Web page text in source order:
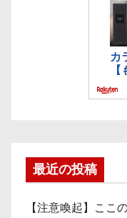
最近の投稿
【注意喚起】ここ